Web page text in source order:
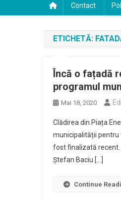
Contact
ETICHETĂ:
Încă o fațadă
programul
Mai 18, 2020
Clădirea din Piața
municipalității pentru
fost finalizată recent.
Ștefan Baciu […]
Continue